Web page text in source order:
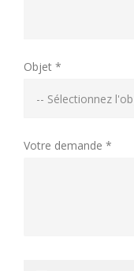
Objet *
Votre demande *